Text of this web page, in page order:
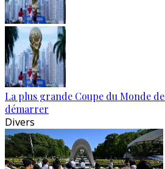
La plus grande Coupe du Monde
démarrer
Divers